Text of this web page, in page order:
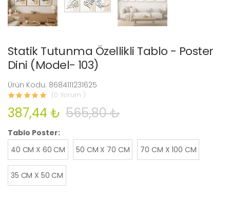
Statik Tutunma Özellikli Tablo - Poster
Dini (Model- 103)
Ürün Kodu: 8684111231625
(0 Yorum )
387,44 ₺ 565,80 ₺
Tablo Poster:
40 CM X 60 CM
50 CM X 70 CM 70 CM X 100 CM
35 CM X 50 CM